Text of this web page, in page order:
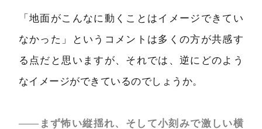
るとき、人には逆方向に力がかかりますよね。これは慣
性力（電車の加速度×人の質量）といって、加速度や質
量が大きくなるほど大きな力が働きます。
電車が急停止すると、体重が重たい人のほうが大きな慣
震に置き換えるとどうでしょう。建物のほうが人よりも
「地面がこんなに動くことはイメージできてい
なかった」というコメントは多くの方が共感す
る点だと思いますが、それでは、逆にどのよう
なイメージができているのでしょうか。
――まず怖い縦揺れ、そして小刻みで激しい横